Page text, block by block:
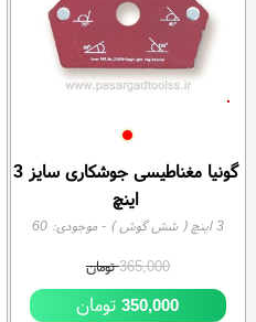
گونیا مغناطیسی جوشکاری سایز 3
اینچ
3 اینچ ( شش گوش ) - موجودی:60
365,000تومان
350,000تومان